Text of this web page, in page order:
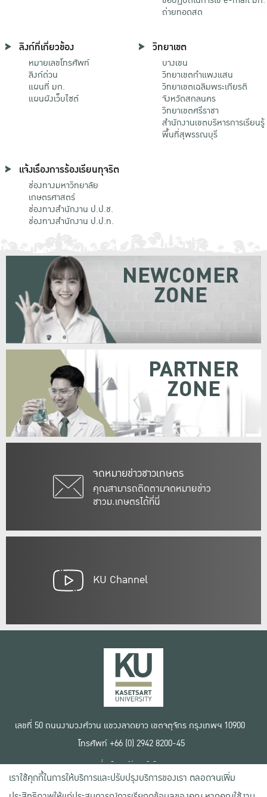
ถ่ายทอดสด
ลิงก์ที่เกี่ยวข้อง
หมายเลขโทรศัพท์
ลิงก์ด่วน
แผนที่ มก.
แผนผังเว็บไซต์
วิทยาเขต
บางเขน
วิทยาเขตกําแพงแสน
วิทยาเขตเฉลิมพระเกียรติ
จังหวัดสกลนคร
วิทยาเขตศรีราชา
สำนักงานเขตบริหารการเรียนรู้
พื้นที่สุพรรณบุรี
แจ้งเรื่องการร้องเรียนทุจริต
ช่องทางมหาวิทยาลัย
เกษตรศาสตร์
ช่องทางสำนักงาน ป.ป.ช.
ช่องทางสำนักงาน ป.ป.ท.
จดหมายข่าวชาวเกษตร
คุณสามารถติดตามจดหมายข่าว
ชาวม.เกษตรได้ที่นี่
NEWCOMER
ZONE
PARTNER
ZONE
KU Channel
เลขที่ 50 ถนนงามวงศ์วาน แขวงลาดยาว เขตจตุจักร กรุงเทพฯ 10900
โทรศัพท์ +66 (0) 2942 8200-45
เงื่อนไขการใช้งานเว็บไซต์
ข้อตกลงด้านสิทธิ์ใช้งาน
นโยบายความเป็นส่วนตัว
เราใช้คุกกี้ในการให้บริการและปรับปรุงบริการของเรา ตลอดจนเพิ่ม